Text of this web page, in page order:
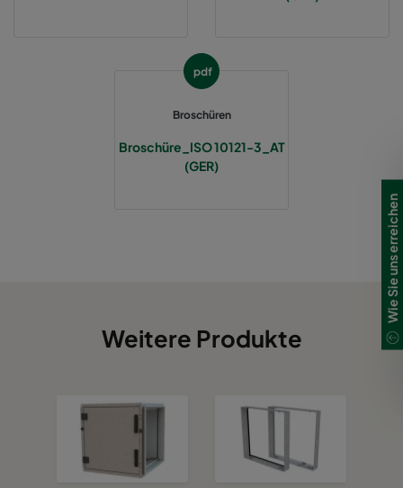
pdf
Broschüren
Broschüre_ISO 10121-3_AT
(GER)
Weitere Produkte
Wie Sie uns erreichen